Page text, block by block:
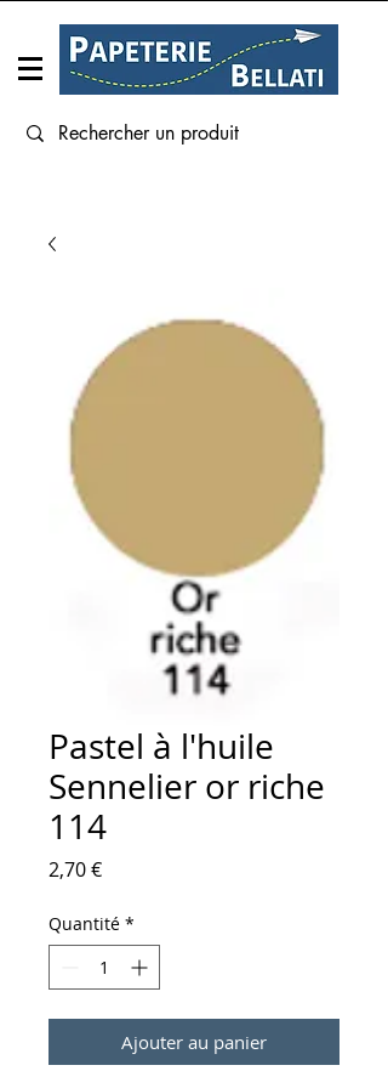
Pastel à l'huile
Sennelier or riche
114
2,70 €Prix
Quantité *
Ajouter au panier